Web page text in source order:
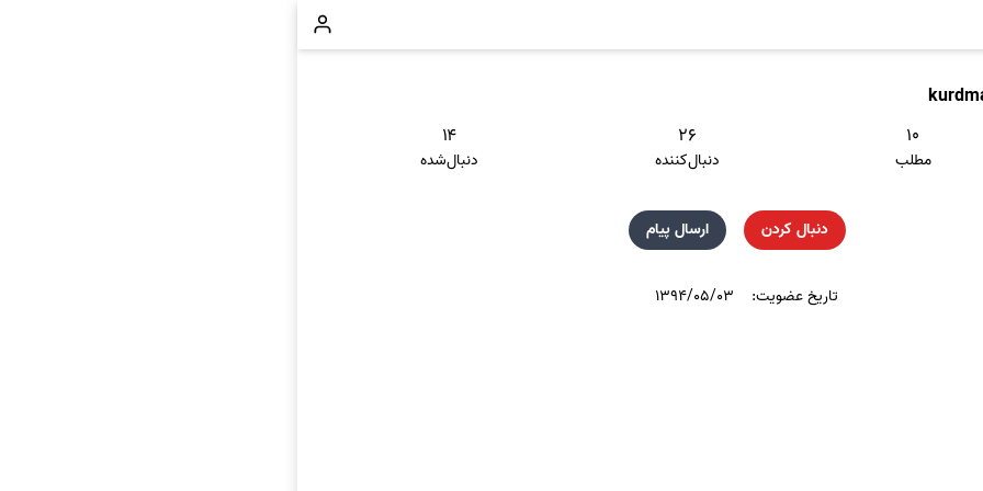
۱۰
مطلب
۲۶
دنبال‌کننده
۱۴
دنبال‌شده
دنبال کردن ارسال پیام
تاریخ عضویت: ۱۳۹۴/۰۵/۰۳